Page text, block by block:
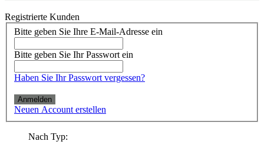
Registrierte Kunden
Bitte geben Sie Ihre E-Mail-Adresse ein
Bitte geben Sie Ihr Passwort ein
Haben Sie Ihr Passwort vergessen?
Anmelden
Neuen Account erstellen
Nach Typ: